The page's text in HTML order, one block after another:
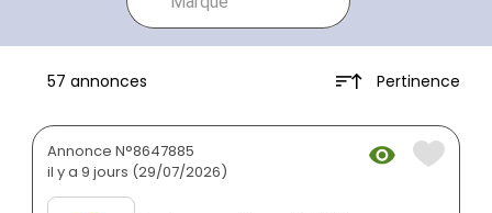
57 annonces Pertinence
Annonce N°8647885
il y a 9 jours (29/07/2026)